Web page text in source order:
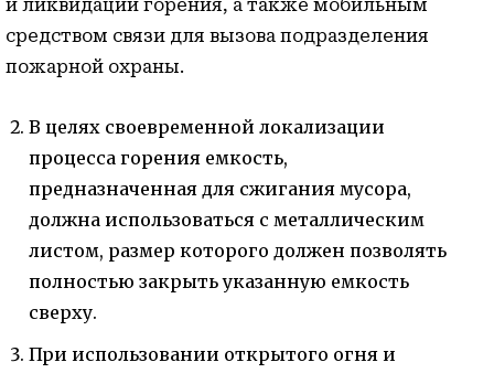
и ликвидации горения, а также мобильным
средством связи для вызова подразделения
пожарной охраны.
В целях своевременной локализации
процесса горения емкость,
предназначенная для сжигания мусора,
должна использоваться с металлическим
листом, размер которого должен позволять
полностью закрыть указанную емкость
сверху.
При использовании открытого огня и